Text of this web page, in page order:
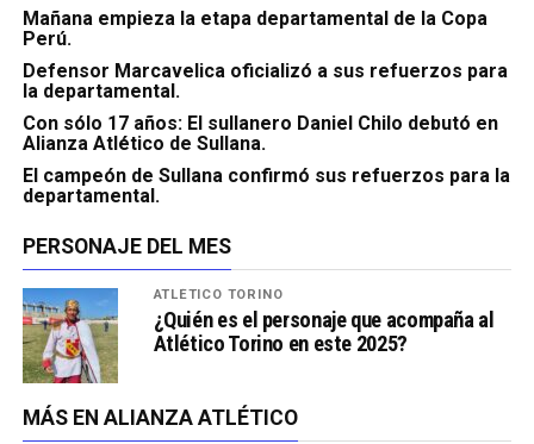
Mañana empieza la etapa departamental de la Copa
Perú.
Defensor Marcavelica oficializó a sus refuerzos para
la departamental.
Con sólo 17 años: El sullanero Daniel Chilo debutó en
Alianza Atlético de Sullana.
El campeón de Sullana confirmó sus refuerzos para la
departamental.
PERSONAJE DEL MES
ATLÉTICO TORINO
¿Quién es el personaje que acompaña al
Atlético Torino en este 2025?
MÁS EN ALIANZA ATLÉTICO